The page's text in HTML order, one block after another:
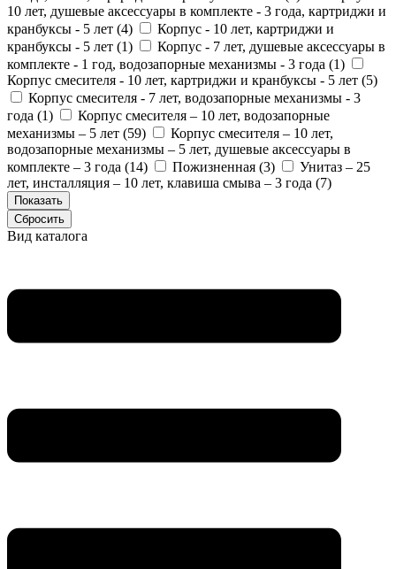
10 лет, душевые аксессуары в комплекте - 3 года, картриджи и
кранбуксы - 5 лет (4)
Корпус - 10 лет, картриджи и
кранбуксы - 5 лет (1)
Корпус - 7 лет, душевые аксессуары в
комплекте - 1 год, водозапорные механизмы - 3 года (1)
Корпус смесителя - 10 лет, картриджи и кранбуксы - 5 лет (5)
Корпус смесителя - 7 лет, водозапорные механизмы - 3
года (1)
Корпус смесителя – 10 лет, водозапорные
механизмы – 5 лет (59)
Корпус смесителя – 10 лет,
водозапорные механизмы – 5 лет, душевые аксессуары в
комплекте – 3 года (14) Пожизненная (3)
Унитаз – 25
лет, инсталляция – 10 лет, клавиша смыва – 3 года (7)
Вид каталога